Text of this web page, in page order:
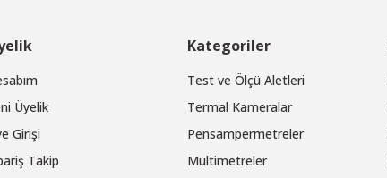
Üyelik
Girişi
Takip
Kategoriler
Test ve Ölçü Aletleri
Termal Kameralar
Pensampermetreler
Multimetreler